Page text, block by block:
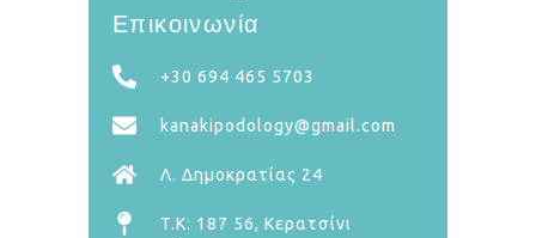
Επικοινωνία
+30 694 465 5703
kanakipodology@gmail.com
Λ. Δημοκρατίας 24
T.K: 187 56, Κερατσίνι